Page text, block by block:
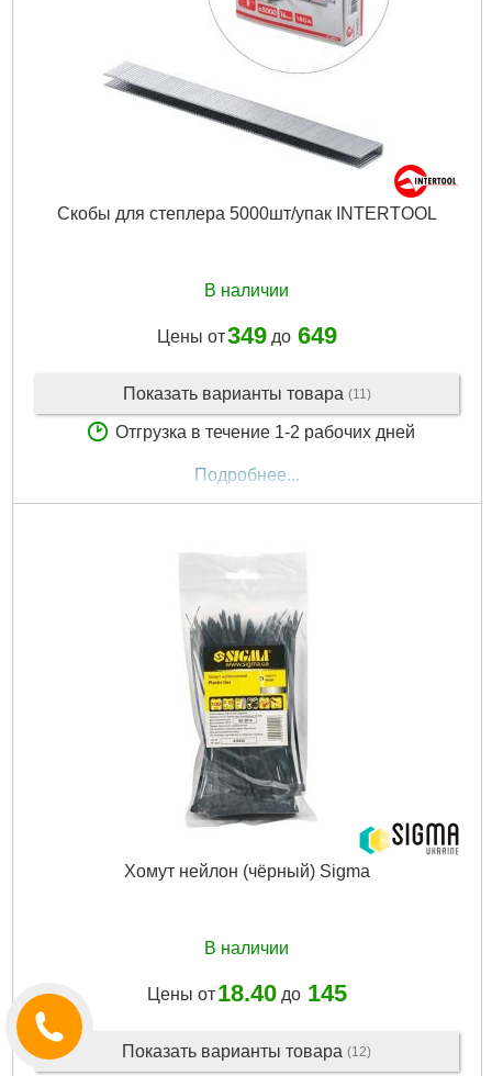
Скобы для степлера 5000шт/упак INTERTOOL
В наличии
Цены от349до 649
Показать варианты товара (11)
Отгрузка в течение 1-2 рабочих дней
Подробнее...
Хомут нейлон (чёрный) Sigma
В наличии
Цены от 18.40до 145
Показать варианты товара (12)